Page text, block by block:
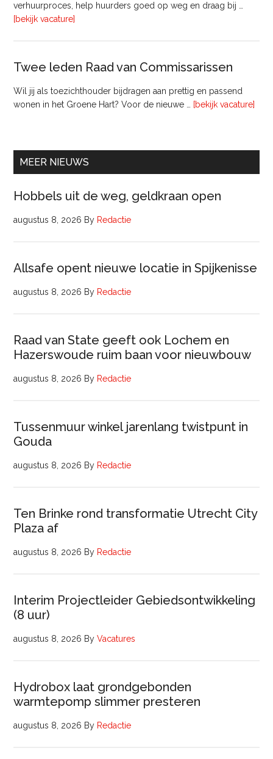
Vastgoedmanagement
verhuurproces, help huurders goed op weg en draag bij …
[bekijk vacature]
Twee leden Raad van Commissarissen
Wil jij als toezichthouder bijdragen aan prettig en passend
wonen in het Groene Hart? Voor de nieuwe …
[bekijk vacature]
MEER NIEUWS
Hobbels uit de weg, geldkraan open
augustus 8, 2026 By Redactie
Allsafe opent nieuwe locatie in Spijkenisse
augustus 8, 2026 By Redactie
Raad van State geeft ook Lochem en
Hazerswoude ruim baan voor nieuwbouw
augustus 8, 2026 By Redactie
Tussenmuur winkel jarenlang twistpunt in
Gouda
augustus 8, 2026 By Redactie
Ten Brinke rond transformatie Utrecht City
Plaza af
augustus 8, 2026 By Redactie
Interim Projectleider Gebiedsontwikkeling
(8 uur)
augustus 8, 2026 ByVacatures
Hydrobox laat grondgebonden
warmtepomp slimmer presteren
augustus 8, 2026 By Redactie